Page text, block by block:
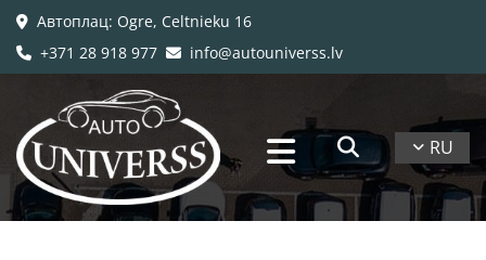
 Автоплац: Ogre, Celtnieku 16
 +371 28 918 977  info@autouniverss.lv
RU